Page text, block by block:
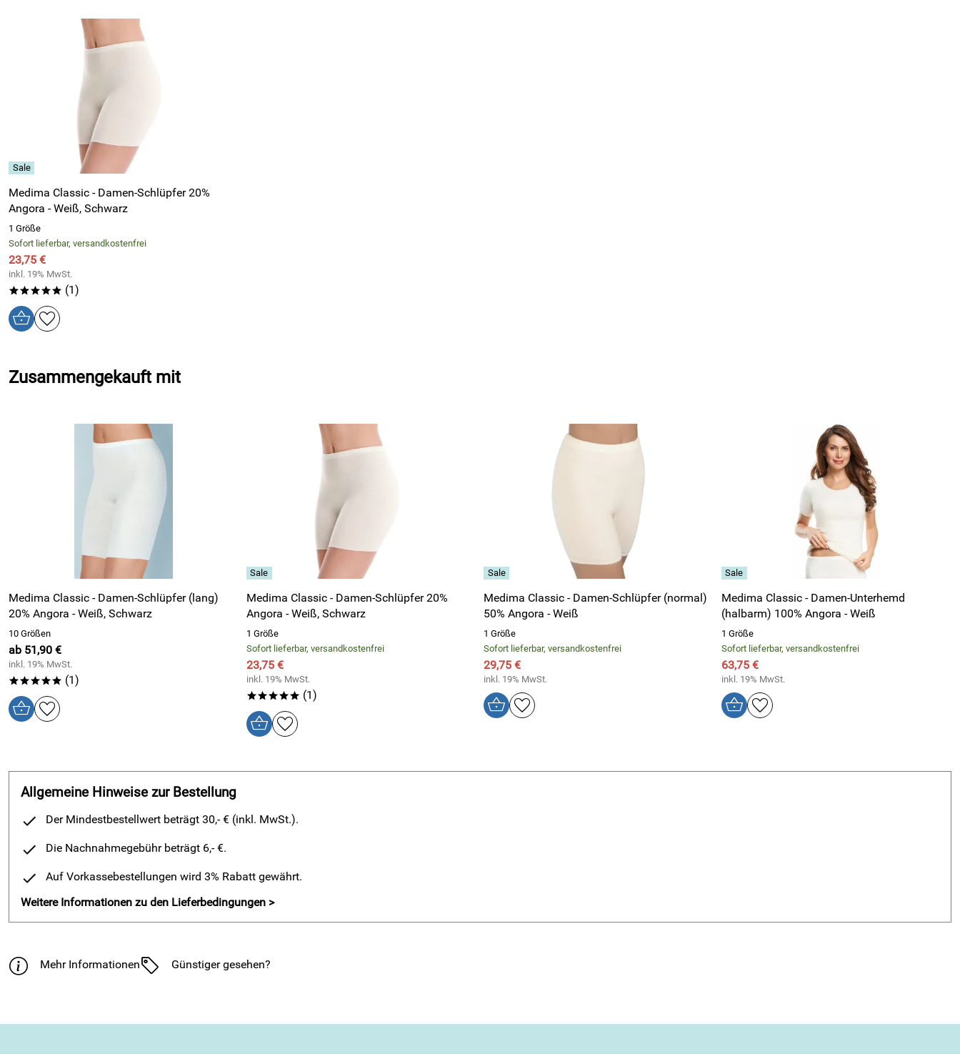
Medima Classic - Damen-Schlüpfer 20%
Angora - Weiß, Schwarz
1 Größe
Sofort lieferbar, versandkostenfrei
23,75 €
inkl. 19% MwSt.
***** (1)
Zusammengekauft mit
Medima Classic - Damen-Schlüpfer (lang)
20% Angora - Weiß, Schwarz
10 Größen
ab 51,90 €
inkl. 19% MwSt.
***** (1)
Medima Classic - Damen-Schlüpfer 20%
Angora - Weiß, Schwarz
1 Größe
Sofort lieferbar, versandkostenfrei
23,75 €
inkl. 19% MwSt.
***** (1)
Medima Classic - Damen-Schlüpfer (normal)
50% Angora - Weiß
1 Größe
Sofort lieferbar, versandkostenfrei
29,75 €
inkl. 19% MwSt.
Medima Classic - Damen-Unterhemd
(halbarm) 100% Angora - Weiß
1 Größe
Sofort lieferbar, versandkostenfrei
63,75 €
inkl. 19% MwSt.
Allgemeine Hinweise zur Bestellung
Der Mindestbestellwert beträgt 30,- € (inkl. MwSt.).
Die Nachnahmegebühr beträgt 6,- €.
Auf Vorkassebestellungen wird 3% Rabatt gewährt.
Weitere Informationen zu den Lieferbedingungen >
Mehr Informationen Günstiger gesehen?